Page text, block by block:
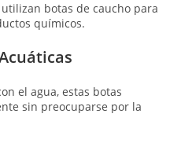
botas de caucho para
químicos.
el agua, estas botas
sin preocuparse por la